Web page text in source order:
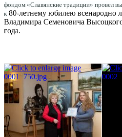
фондом «Славянские традиции» провел
к 80-летнему юбилею всенародно
Владимира Семеновича
года.